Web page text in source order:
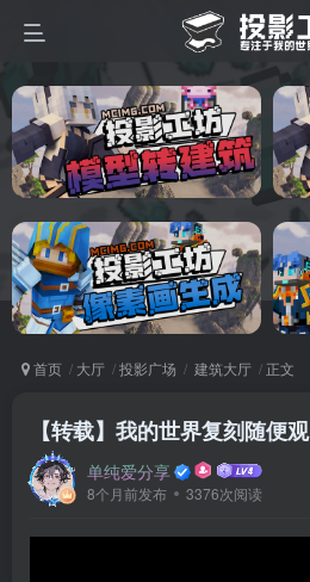
首页 大厅 投影广场 建筑大厅 正文
【转载】我的世界复刻随便观
单纯爱分享
8个月前发布 3376次阅读